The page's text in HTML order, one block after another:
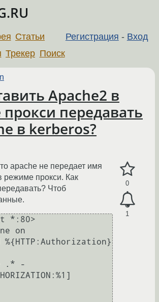
Регистрация - Вход
Статьи
Трекер Поиск
Apache2 в
передавать
в kerberos?
0
1
apache не передает имя
режиме прокси. Как
Чтоб
*:80>
on
%{HTTP:Authorization}
.* -